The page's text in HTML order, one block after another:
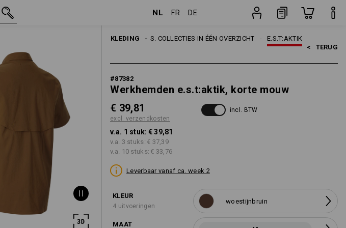
NL FR DE
KLEDING E.S.T:AKTIK
E.S. COLLECTIES IN ÉÉN OVERZICHT
ONDERWERPEN
< TERUG
#87382
Werkhemden e.s.t:aktik, korte mouw
€ 39,81
excl. verzendkosten
incl. BTW
v.a. 1 stuk: € 39,81
v.a. 3 stuks: € 37,39
v.a. 10 stuks: € 33,76
Leverbaar vanaf ca. week 2
KLEUR
4 uitvoeringen
woestijnbruin
MAAT